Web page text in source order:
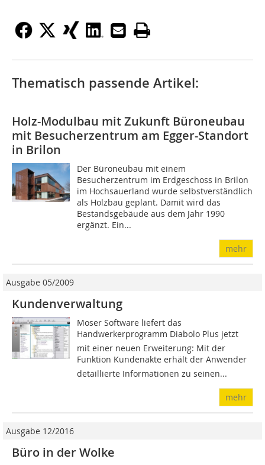
Thematisch passende Artikel:
Holz-Modulbau mit Zukunft Büroneubau
mit Besucherzentrum am Egger-Standort
in Brilon
Der Büroneubau mit einem
Besucherzentrum im Erdgeschoss in Brilon
im Hochsauerland wurde selbstverständlich
als Holzbau geplant. Damit wird das
Bestandsgebäude aus dem Jahr 1990
ergänzt. Ein...
mehr
Ausgabe 05/2009
Kundenverwaltung
Moser Software liefert das
Handwerkerprogramm Diabolo Plus jetzt
mit einer neuen Erweiterung: Mit der
Funktion Kundenakte erhält der Anwender
detaillierte Informationen zu seinen...
mehr
Ausgabe 12/2016
Büro in der Wolke